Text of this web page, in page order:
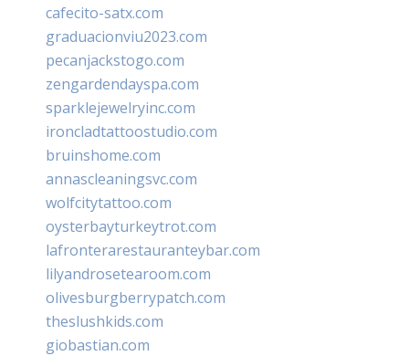
cafecito-satx.com
graduacionviu2023.com
pecanjackstogo.com
zengardendayspa.com
sparklejewelryinc.com
ironcladtattoostudio.com
bruinshome.com
annascleaningsvc.com
wolfcitytattoo.com
oysterbayturkeytrot.com
lafronterarestauranteybar.com
lilyandrosetearoom.com
olivesburgberrypatch.com
theslushkids.com
giobastian.com